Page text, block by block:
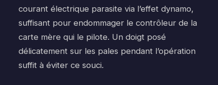
courant électrique parasite via l’effet dynamo,
suffisant pour endommager le contrôleur de la
carte mère qui le pilote. Un doigt posé
délicatement sur les pales pendant l’opération
suffit à éviter ce souci.